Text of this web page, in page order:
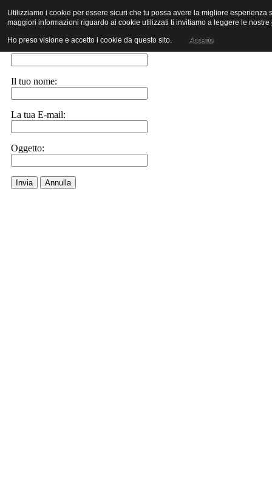
Invia ad un amico.
Il tuo nome:
La tua E-mail:
Oggetto:
Invia Annulla
Utilizziamo i cookie per essere sicuri che tu possa avere la migliore
maggiori informazioni riguardo ai cookie utilizzati ti invitiamo a leggere le nostre
Ho preso visione e accetto i cookie da questo sito. Accetto